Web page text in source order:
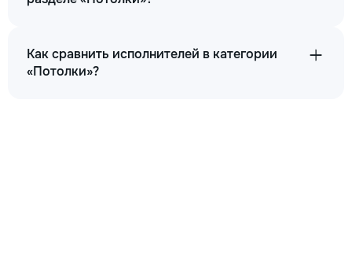
Как сравнить исполнителей в категории
«Потолки»?